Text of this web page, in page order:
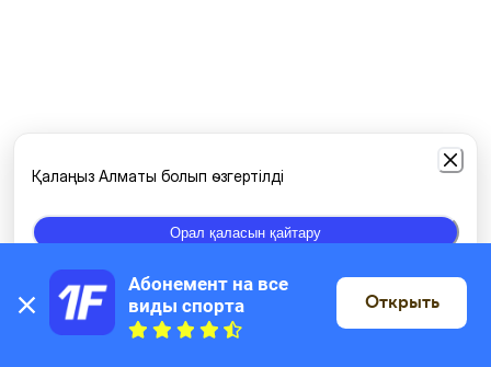
Картада
Қалаңыз Алматы болып өзгертілді
Орал қаласын қайтару
Абонемент на все
виды спорта
Открыть